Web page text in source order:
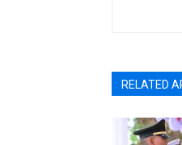
RELATED